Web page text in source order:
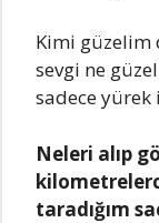
Kimi güzelim
sevgi ne
sadece yürek
Neleri alıp
taradığım